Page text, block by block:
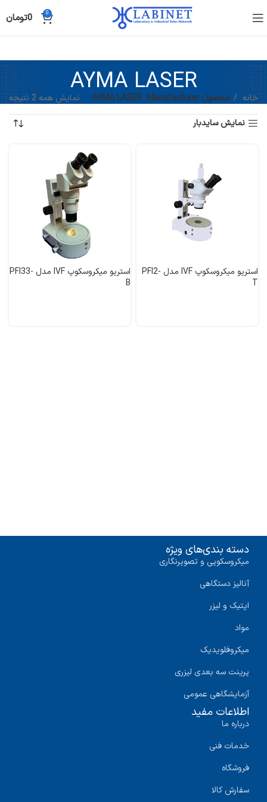
0
0تومان
AYMA LASER
خانه محصول Manufacturer AYMA LASER
نمایش همه 2 نتیجه
نمایش سایدبار
استریو میکروسکوپ IVF مدل PFI2-
T
استریو میکروسکوپ IVF مدل PFI33-
B
دسته بندی‌های ویژه
میکروسکوپی و تصویرنگاری
آنالیز دستگاهی
اپتیک و لیزر
مواد
میکروفلویدیک
پرینت سه‌ بعدی لیزری
آزمایشگاهی عمومی
اطلاعات مفید
درباره ما
خدمات فنی
فروشگاه
سفارش کالا